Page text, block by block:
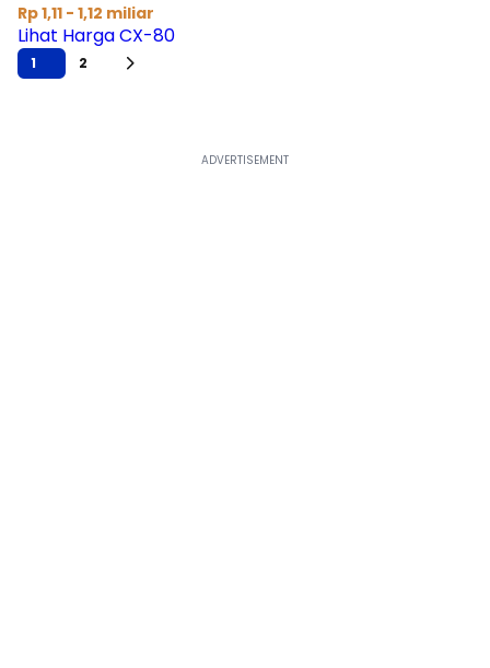
Rp 1,11 - 1,12 miliar
Lihat Harga CX-80
1 2